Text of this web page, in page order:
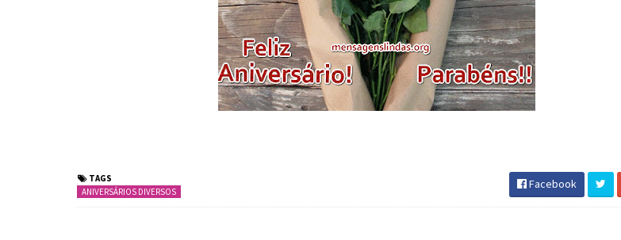
TAGS
ANIVERSÁRIOS DIVERSOS
Facebook